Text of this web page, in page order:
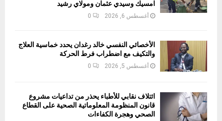
امسيك وسيدي عثمان ومولاي رشيد
أغسطس 6, 2026 0
الأخصائي النفسي خالد رغدان يحدد خماسية العلاج
والتكيف مع اضطراب فرط الحركة
أغسطس 5, 2026 0
ائتلاف نقابي للأطباء يحذر من تداعيات مشروع
قانون المنظومة المعلوماتية الصحية على القطاع
الصحي وهجرة الكفاءات